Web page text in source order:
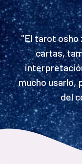
"El tarot osho
cartas,
mucho usarlo,
del